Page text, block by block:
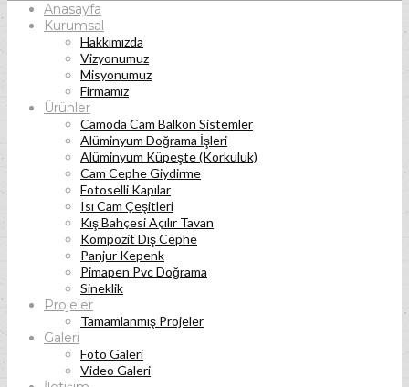
Anasayfa
Kurumsal
Hakkımızda
Vizyonumuz
Misyonumuz
Firmamız
Ürünler
Camoda Cam Balkon Sistemler
Alüminyum Doğrama İşleri
Alüminyum Küpeşte (Korkuluk)
Cam Cephe Giydirme
Fotoselli Kapılar
Isı Cam Çeşitleri
Kış Bahçesi Açılır Tavan
Kompozit Dış Cephe
Panjur Kepenk
Pimapen Pvc Doğrama
Sineklik
Projeler
Tamamlanmış Projeler
Galeri
Foto Galeri
Video Galeri